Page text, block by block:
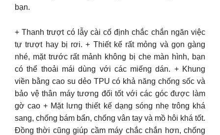
bạn.
+ Thanh trượt có lẫy cài cố định chắc chắn ngăn việc
tự trượt hay bị rơi. + Thiết kế rất mỏng và gọn gàng
nhé, mặt trước rất mảnh không bị che màn hình, bạn
có thể thoải mái dùng với các miếng dán. + Khung
viền bằng cao su dẻo TPU có khả năng chống sốc và
bảo vệ thân máy tương đối tốt với các góc được làm
gờ cao + Mặt lưng thiết kế dạng sóng nhẹ trông khá
sang, chống bám bẩn, chống vân tay và mồ hôi khá tốt.
Đồng thời cũng giúp cầm máy chắc chắn hơn, chống